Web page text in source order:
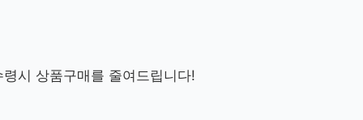
시 상품구매를 줄여드립니다!